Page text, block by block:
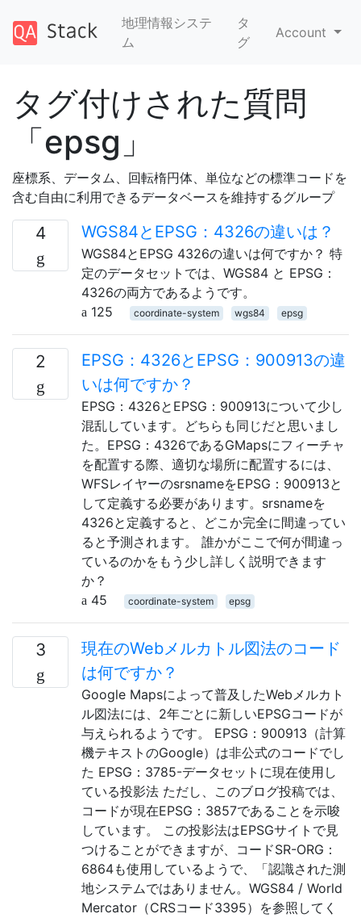
地理情報システ
ム
タ
グ
Account
タグ付けされた質問
「epsg」
座標系、データム、回転楕円体、単位などの標準コードを
含む自由に利用できるデータベースを維持するグループ
4 WGS84とEPSG：4326の違いは？
WGS84とEPSG 4326の違いは何ですか？ 特
定のデータセットでは、WGS84 と EPSG：
4326の両方であるようです。
125
coordinate-system wgs84 epsg
2
EPSG：4326とEPSG：900913の違
いは何ですか？
EPSG：4326とEPSG：900913について少し
混乱しています。どちらも同じだと思いまし
た。EPSG：4326であるGMapsにフィーチャ
を配置する際、適切な場所に配置するには、
WFSレイヤーのsrsnameをEPSG：900913と
して定義する必要があります。srsnameを
4326と定義すると、どこか完全に間違ってい
ると予測されます。 誰かがここで何が間違っ
ているのかをもう少し詳しく説明できます
か？
45
coordinate-system epsg
3
現在のWebメルカトル図法のコード
は何ですか？
Google Mapsによって普及したWebメルカト
ル図法には、2年ごとに新しいEPSGコードが
与えられるようです。 EPSG：900913（計算
機テキストのGoogle）は非公式のコードでし
た EPSG：3785-データセットに現在使用し
ている投影法 ただし、このブログ投稿では、
コードが現在EPSG：3857であることを示唆
しています。 この投影法はEPSGサイトで見
つけることができますが、コードSR-ORG：
6864も使用しているようで、「認識された測
地システムではありません。WGS84 / World
Mercator（CRSコード3395）を参照してく